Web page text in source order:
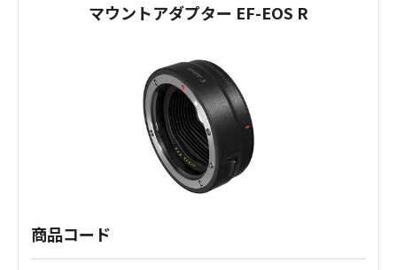
マウントアダプター EF-EOS R
商品コード